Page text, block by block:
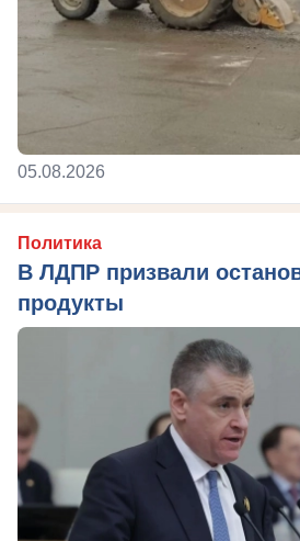
05.08.2026
Политика
В ЛДПР призвали
продукты